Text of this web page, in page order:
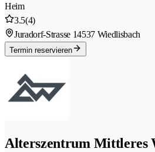
Heim
3.5(4)
Juradorf-Strasse 14537 Wiedlisbach
Termin reservieren
Alterszentrum Mittleres